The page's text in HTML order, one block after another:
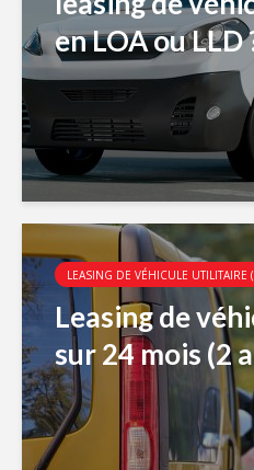
en LOA ou LLD
LEASING DE VÉHICULE UTILITAIRE
Leasing de
sur 24 mois (2